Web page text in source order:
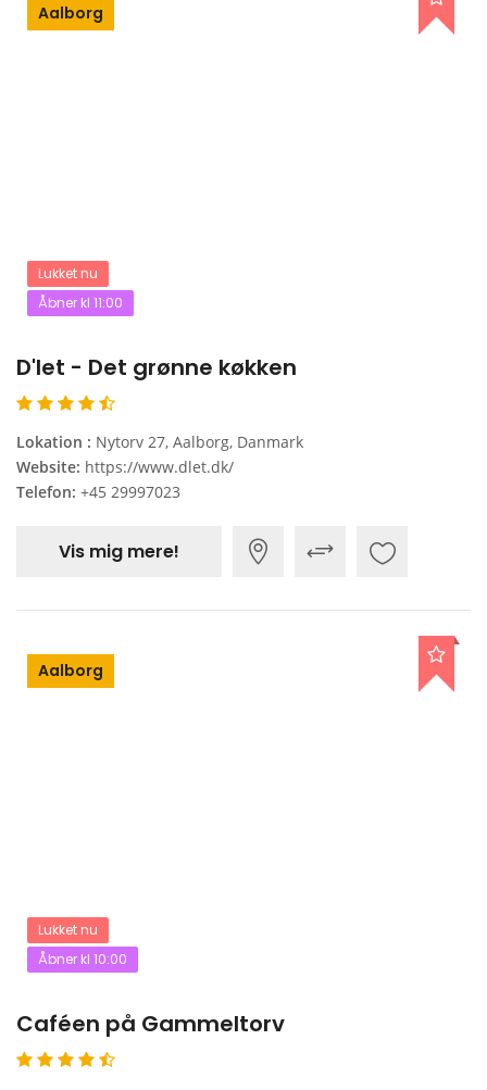
Aalborg
Lukket nu
Åbner kl 11:00
D'let - Det grønne køkken
Lokation : Nytorv 27, Aalborg, Danmark
Website: https://www.dlet.dk/
Telefon: +45 29997023
Vis mig mere!
Aalborg
Lukket nu
Åbner kl 10:00
Caféen på Gammeltorv